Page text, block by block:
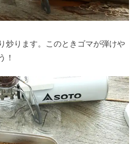
炒ります。このときゴマが弾けや
！